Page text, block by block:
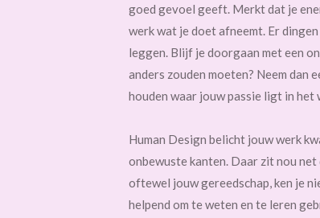
goed gevoel geeft. Merkt dat je
werk wat je doet afneemt. Er
leggen. Blijf je doorgaan met een
anders zouden moeten? Neem dan
houden waar jouw passie ligt in het
Human Design belicht jouw werk
onbewuste kanten. Daar zit nou
oftewel jouw gereedschap, ken je
helpend om te weten en te leren